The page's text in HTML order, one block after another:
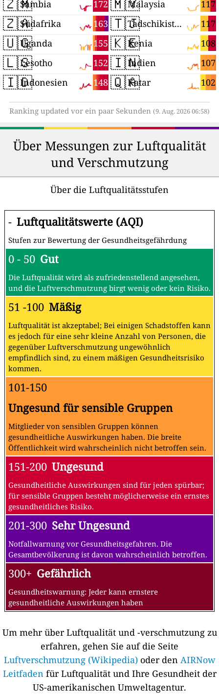
172
Sambia
🇿🇦 163
Südafrika
🇺🇬 155
Uganda
🇱🇸 152
Lesotho
🇮🇩 148
Indonesien
117
Malaysia
🇹🇯 117
Tadschikistan
🇰🇪 108
Kenia
🇮🇳 107
Indien
🇶🇦 102
Katar
Ranking updated vor ein paar Sekunden (9. Aug. 2026 06:58)
Über Messungen zur Luftqualität
und Verschmutzung
Über die Luftqualitätsstufen
- Luftqualitätswerte (AQI)
Stufen zur Bewertung der Gesundheitsgefährdung
0 - 50 Gut
Die Luftqualität wird als zufriedenstellend angesehen,
und die Luftverschmutzung birgt wenig oder kein Risiko.
51 -100 Mäßig
Luftqualität ist akzeptabel; Bei einigen Schadstoffen kann
es jedoch für eine sehr kleine Anzahl von Personen, die
gegenüber Luftverschmutzung ungewöhnlich
empfindlich sind, zu einem mäßigen Gesundheitsrisiko
kommen.
101-150
Ungesund für sensible Gruppen
Mitglieder von sensiblen Gruppen können
gesundheitliche Auswirkungen haben. Die breite
Öffentlichkeit wird wahrscheinlich nicht betroffen sein.
151-200 Ungesund
Gesundheitliche Auswirkungen sind für jeden spürbar;
für sensible Gruppen besteht möglicherweise ein ernstes
gesundheitliches Risiko.
201-300 Sehr Ungesund
Notfallwarnung vor Gesundheitsgefahren. Die
Gesamtbevölkerung ist davon wahrscheinlich betroffen.
300+ Gefährlich
Gesundheitswarnung: Jeder kann ernstere
gesundheitliche Auswirkungen haben
Um mehr über Luftqualität und -verschmutzung zu
erfahren, gehen Sie auf die Seite
Luftverschmutzung (Wikipedia)oder den AIRNow
Leitfaden für Luftqualität und Ihre Gesundheit der
US-amerikanischen Umweltagentur.